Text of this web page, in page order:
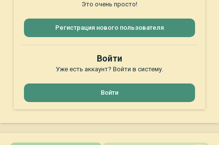
Это очень просто!
Регистрация нового пользователя
Войти
Уже есть аккаунт? Войти в систему.
Войти